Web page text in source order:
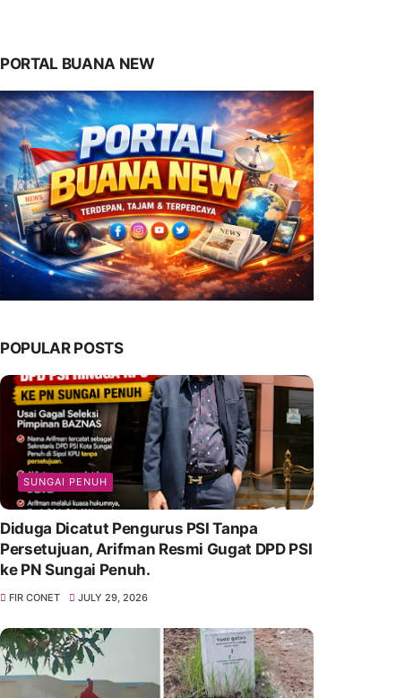
PORTAL BUANA NEW
POPULAR POSTS
SUNGAI PENUH
Diduga Dicatut Pengurus PSI Tanpa
Persetujuan, Arifman Resmi Gugat DPD PSI
ke PN Sungai Penuh.
FIR CONET JULY 29, 2026